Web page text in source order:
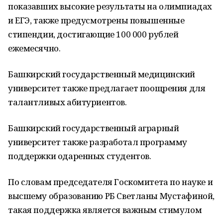
показавших высокие результаты на олимпиадах
и ЕГЭ, также предусмотрены повышенные
стипендии, достигающие 100 000 рублей
ежемесячно.
Башкирский государственный медицинский
университет также предлагает поощрения для
талантливых абитуриентов.
Башкирский государственный аграрный
университет также разработал программу
поддержки одаренных студентов.
По словам председателя Госкомитета по науке и
высшему образованию РБ Светланы Мустафиной,
такая поддержка является важным стимулом